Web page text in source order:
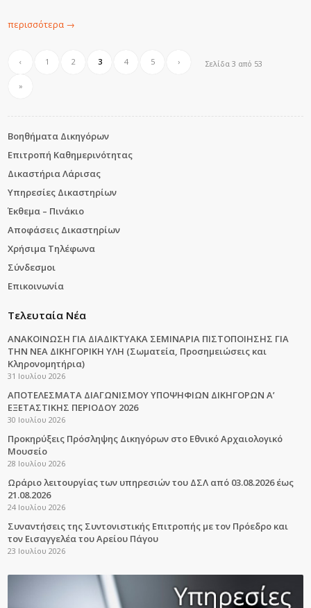
περισσότερα →
Σελίδα 3 από 53
‹ 1 2 3 4 5 ›
»
Βοηθήματα Δικηγόρων
Επιτροπή Καθημερινότητας
Δικαστήρια Λάρισας
Υπηρεσίες Δικαστηρίων
Έκθεμα – Πινάκιο
Αποφάσεις Δικαστηρίων
Χρήσιμα Τηλέφωνα
Σύνδεσμοι
Επικοινωνία
Τελευταία Νέα
ΑΝΑΚΟΙΝΩΣΗ ΓΙΑ ΔΙΑΔΙΚΤΥΑΚΑ ΣΕΜΙΝΑΡΙΑ ΠΙΣΤΟΠΟΙΗΣΗΣ ΓΙΑ
ΤΗΝ ΝΕΑ ΔΙΚΗΓΟΡΙΚΗ ΥΛΗ (Σωματεία, Προσημειώσεις και
Κληρονομητήρια)
31 Ιουλίου 2026
ΑΠΟΤΕΛΕΣΜΑΤΑ ΔΙΑΓΩΝΙΣΜΟΥ ΥΠΟΨΗΦΙΩΝ ΔΙΚΗΓΟΡΩΝ Α’
ΕΞΕΤΑΣΤΙΚΗΣ ΠΕΡΙΟΔΟΥ 2026
30 Ιουλίου 2026
Προκηρύξεις Πρόσληψης Δικηγόρων στο Εθνικό Αρχαιολογικό
Μουσείο
28 Ιουλίου 2026
Ωράριο λειτουργίας των υπηρεσιών του ΔΣΛ από 03.08.2026 έως
21.08.2026
24 Ιουλίου 2026
Συναντήσεις της Συντονιστικής Επιτροπής με τον Πρόεδρο και
τον Εισαγγελέα του Αρείου Πάγου
23 Ιουλίου 2026